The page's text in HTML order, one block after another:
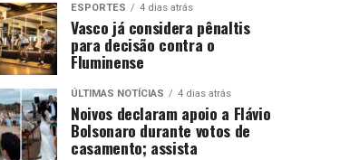
ESPORTES 4 dias atrás
Vasco já considera pênaltis
para decisão contra o
Fluminense
ÚLTIMAS NOTÍCIAS 4 dias atrás
Noivos declaram apoio a Flávio
Bolsonaro durante votos de
casamento; assista